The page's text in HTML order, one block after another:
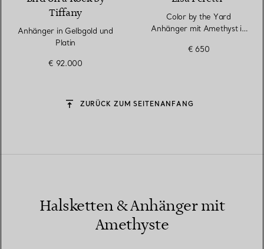
Tiffany
Anhänger in Gelbgold und
Platin
€ 92.000
Color by the Yard
Anhänger mit Amethyst in
€ 650
ZURÜCK ZUM SEITENANFANG
Halsketten & Anhänger mit
Amethyste